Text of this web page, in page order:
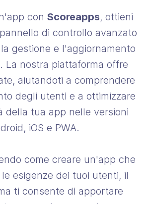
con Scoreapps, ottieni
di controllo avanzato
gestione e l'aggiornamento
La nostra piattaforma offre
aiutandoti a comprendere
degli utenti e a ottimizzare
della tua app nelle versioni
iOS e PWA.
come creare un'app che
esigenze dei tuoi utenti, il
ti consente di apportare